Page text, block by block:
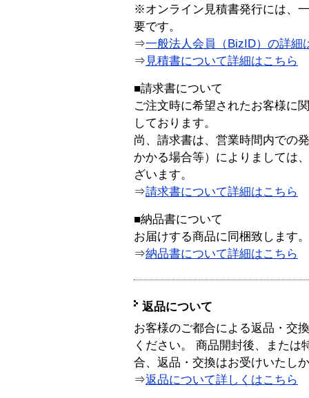
※オンライン見積書発行には、
要です。
⇒一般法人会員（BizID）の詳細
⇒ 見積書について詳細はこちら
■請求書について
ご注文時に希望されたお客様に
しております。
尚、請求書は、営業時間内での
かかる場合等）によりましては
ざいます。
⇒請求書について詳細はこちら
■納品書について
お届けする商品に同梱致します。
⇒納品書について詳細はこちら
返品について
お客様のご都合による返品・交
ください。 商品開封後、または
合、返品・交換はお受けいたし
⇒返品について詳しくはこちら